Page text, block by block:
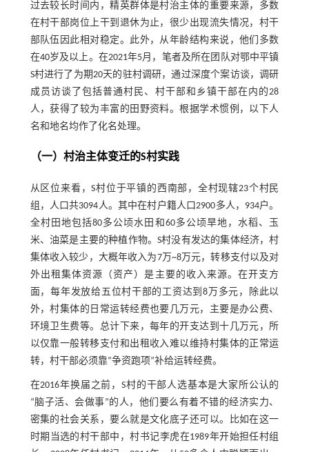
过去较长时间内，精英群体是村治主体的重要来源，多数
在村干部岗位上干到退休为止，很少出现流失情况，村干
部队伍因此相对稳定。此外，从年龄结构来说，他们多数
在40岁及以上。在2021年5月，笔者及所在团队对鄂中平镇
S村进行了为期20天的驻村调研，通过深度个案访谈，调研
成员访谈了包括普通村民、村干部和乡镇干部在内的28
人，获得了较为丰富的田野资料。根据学术惯例，以下人
名和地名均作了化名处理。
（一）村治主体变迁的S村实践
从区位来看，S村位于平镇的西南部，全村现辖23个村民
组，人口共3094人。其中在村户籍人口2900多人，934户。
全村田地包括80多公顷水田和60多公顷旱地，水稻、玉
米、油菜是主要的种植作物。S村没有发达的集体经济，村
集体收入较少，大概年收入为7万~8万元，转移支付以及对
外出租集体资源（资产）是主要的收入来源。在开支方
面，每年发放给五位村干部的工资达到8万多元，除此以
外，村集体的日常运转经费也要几万元，主要是办公费、
环境卫生费等。总计下来，每年的开支达到十几万元，所
以仅靠一般转移支付和出租收入难以维持村集体的正常运
转，村干部必须靠“争资跑项”补给运转经费。
在2016年换届之前，S村的干部人选基本是大家所公认的
“脑子活、会做事”的人，他们要么有着不错的经济实力、
密集的社会关系，要么就是文化底子还可以。比如在这一
时期当选的村干部中，村书记李虎在1989年开始担任村组